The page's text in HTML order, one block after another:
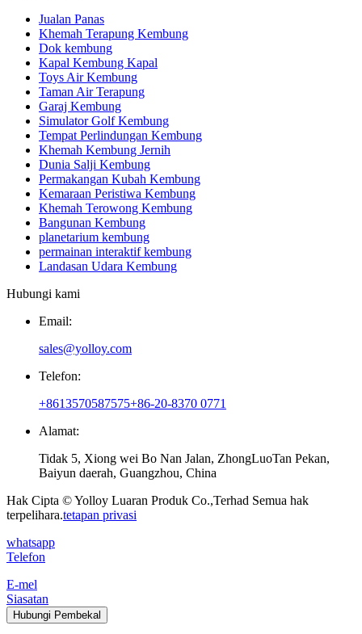
Jualan Panas
Khemah Terapung Kembung
Dok kembung
Kapal Kembung Kapal
Toys Air Kembung
Taman Air Terapung
Garaj Kembung
Simulator Golf Kembung
Tempat Perlindungan Kembung
Khemah Kembung Jernih
Dunia Salji Kembung
Permakangan Kubah Kembung
Kemaraan Peristiwa Kembung
Khemah Terowong Kembung
Bangunan Kembung
planetarium kembung
permainan interaktif kembung
Landasan Udara Kembung
Hubungi kami
Email:
sales@yolloy.com
Telefon:
+8613570587575+86-20-8370 0771
Alamat:
Tidak 5, Xiong wei Bo Nan Jalan, ZhongLuoTan Pekan,
Baiyun daerah, Guangzhou, China
Hak Cipta © Yolloy Luaran Produk Co.,Terhad Semua hak
terpelihara.tetapan privasi
whatsapp
Telefon
E-mel
Siasatan
Hubungi Pembekal